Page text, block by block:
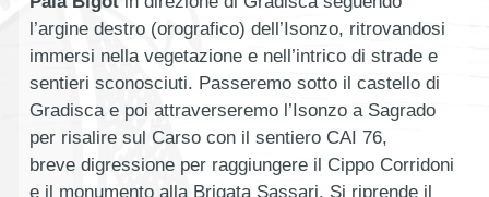
l’argine destro (orografico) dell’Isonzo, ritrovandosi
immersi nella vegetazione e nell’intrico di strade e
sentieri sconosciuti. Passeremo sotto il castello di
Gradisca e poi attraverseremo l’Isonzo a Sagrado
per risalire sul Carso con il sentiero CAI 76,
breve digressione per raggiungere il Cippo Corridoni
e il monumento alla Brigata Sassari. Si riprende il